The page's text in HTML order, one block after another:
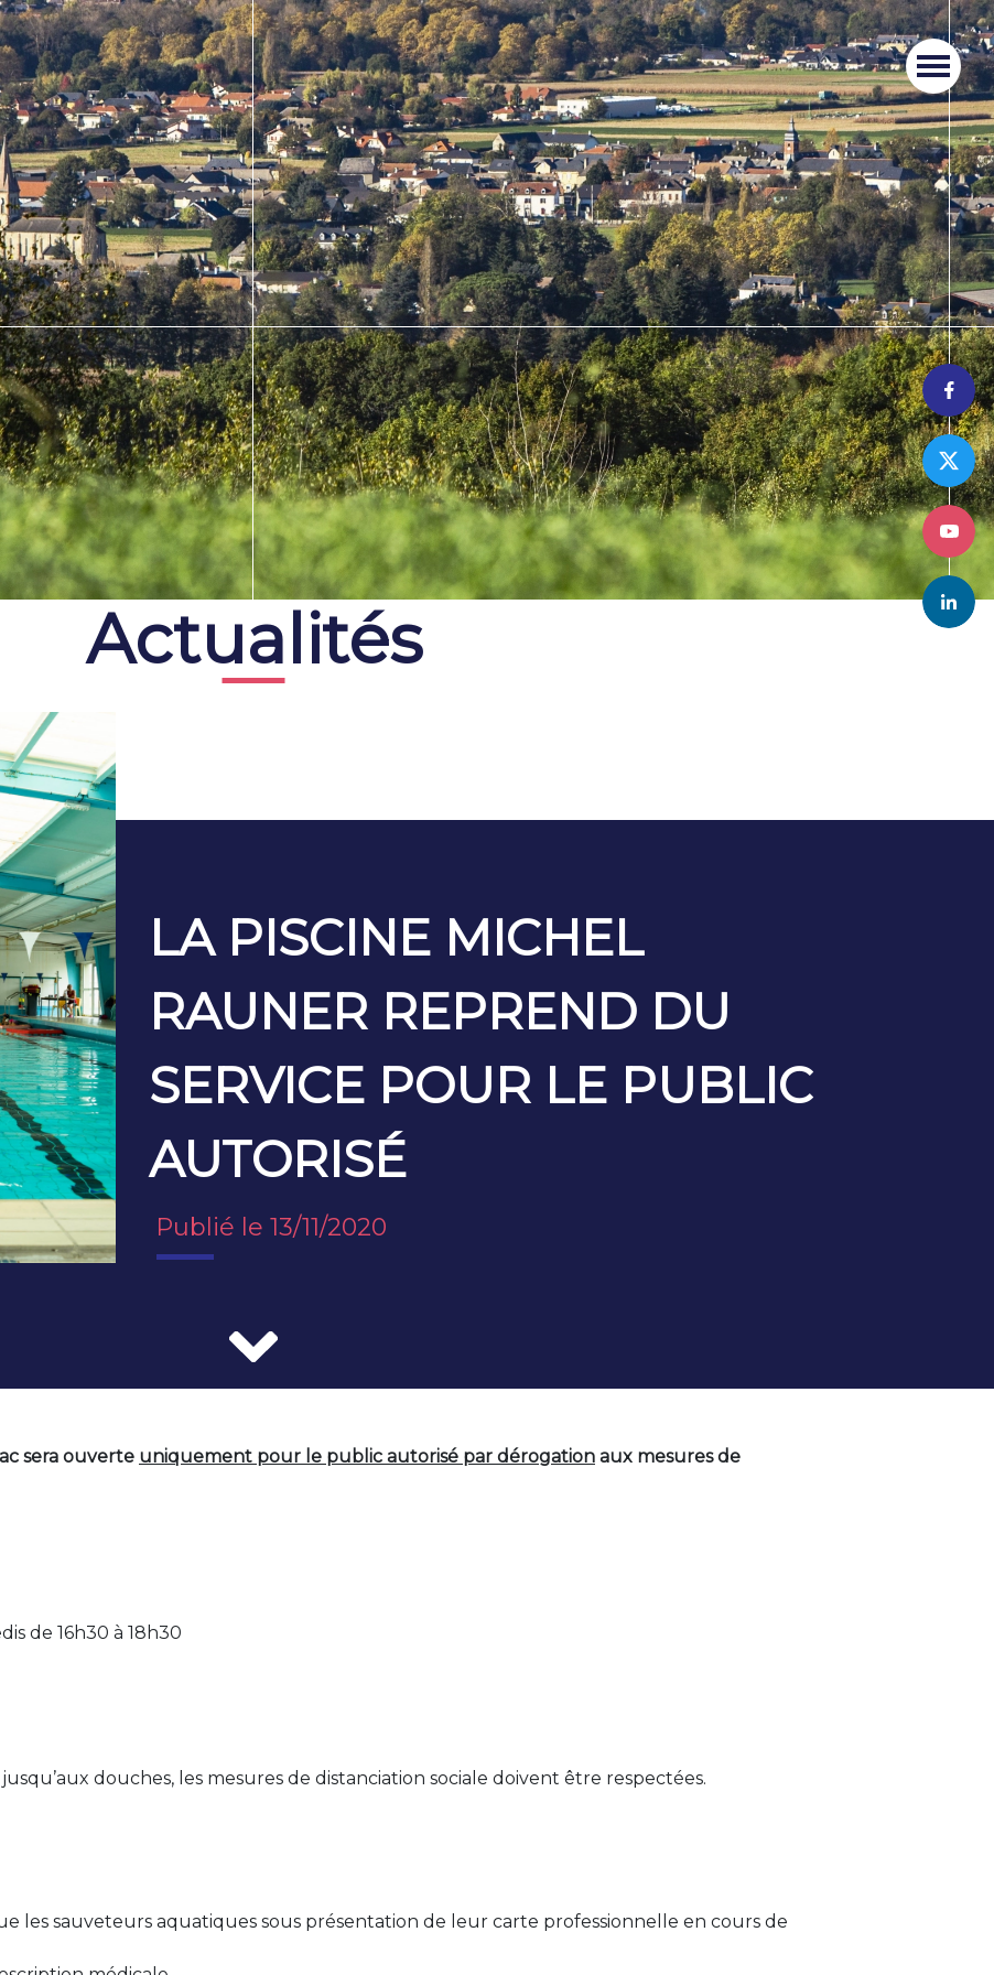
Actualités
LA PISCINE MICHEL
RAUNER REPREND DU
SERVICE POUR LE PUBLIC
AUTORISÉ
Publié le 13/11/2020
sera ouverte uniquement pour le public autorisé par dérogation aux mesures de
de 16h30 à 18h30
douches, les mesures de distanciation sociale doivent être respectées.
les sauveteurs aquatiques sous présentation de leur carte professionnelle en cours de